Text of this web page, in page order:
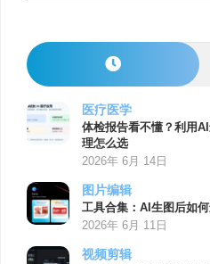
医疗医学
体检报告看不懂？利用
理怎么选
2026年 6月 14日
图片编辑
工具合集：AI生图后如
2026年 6月 11日
视频剪辑